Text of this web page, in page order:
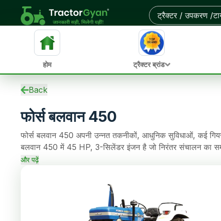
स्पेसिफिकेशन
पुराने ट्रैक्टर
समीक्षाएं
होम ट्रैक्टर ब्रांड
Back
फोर्स बलवान 450
फोर्स बलवान 450 अपनी उन्नत तकनीकों, आधुनिक सुविधाओं, कई
बलवान 450 में 45 HP, 3-सिलेंडर इंजन है जो निरंतर संचालन का
Clutch क्लच है, जो खेती के कामों को आसान बनाता है। इस
और पढ़ें
आस-पास के डीलरों से ऑन-रोड कीमत और बेहतरीन डील पाएं